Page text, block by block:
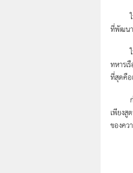
ในยุ
ที่พัฒนา
ในวิ
ทหารเ
ที่สุดคือ
ก่อน
เพียง
ของคว